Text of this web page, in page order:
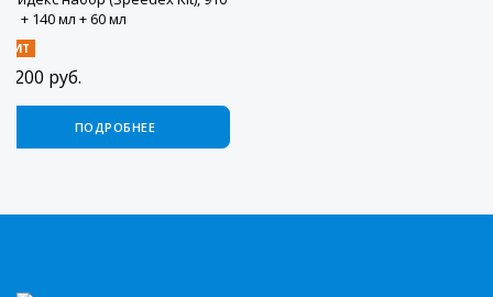
мл + 140 мл + 60 мл
ХИТ
4 200 руб.
ПОДРОБНЕЕ